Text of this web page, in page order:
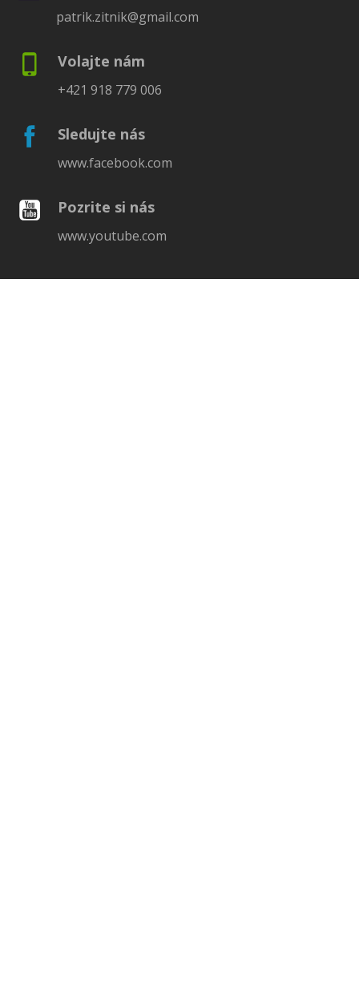
patrik.zitnik@gmail.com
Volajte nám
+421 918 779 006
Sledujte nás
www.facebook.com
Pozrite si nás
www.youtube.com